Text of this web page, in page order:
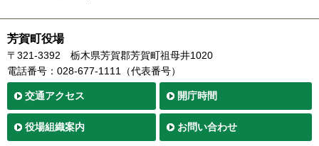
芳賀町役場
〒321-3392
栃木県芳賀郡芳賀町祖母井1020
電話番号：028-677-1111（代表番号）
交通アクセス 開庁時間
役場組織案内 お問い合わせ